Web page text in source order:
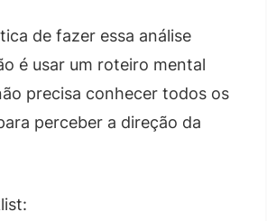
de fazer essa análise
é usar um roteiro mental
precisa conhecer todos os
perceber a direção da